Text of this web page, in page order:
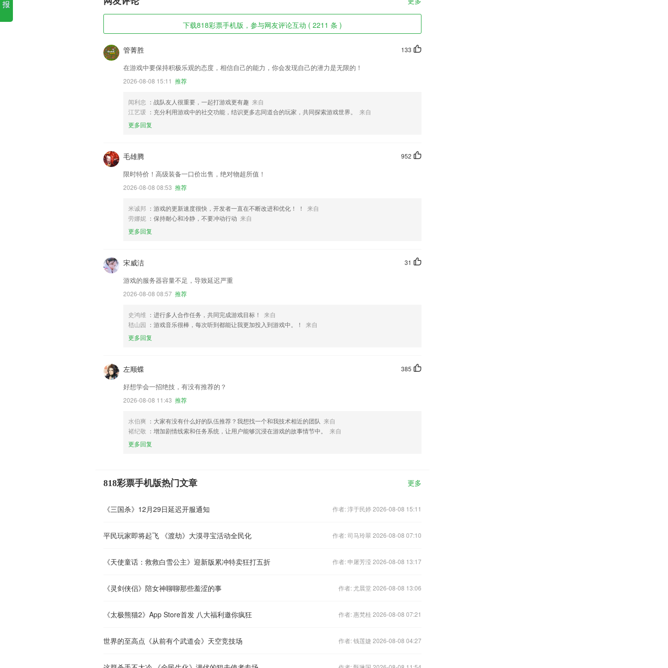
下载818彩票手机版，参与网友评论互动 ( 2211 条 )
133
管菁胜
在游戏中要保持积极乐观的态度，相信自己的能力，你会发现自己的潜力是无限的！
2026-08-08 15:11 推荐
闻利忠 ：战队友人很重要，一起打游戏更有趣 来自
江艺瑗 ：充分利用游戏中的社交功能，结识更多志同道合的玩家，共同探索游戏世界。
来自
更多回复
952
毛雄腾
限时特价！高级装备一口价出售，绝对物超所值！
2026-08-08 08:53 推荐
米诚邦 ：游戏的更新速度很快，开发者一直在不断改进和优化！ ！
来自
劳娜妮 ：保持耐心和冷静，不要冲动行动 来自
更多回复
31
宋威洁
游戏的服务器容量不足，导致延迟严重
2026-08-08 08:57 推荐
史鸿维 ：进行多人合作任务，共同完成游戏目标！
来自
嵇山园 ：游戏音乐很棒，每次听到都能让我更加投入到游戏中。！
来自
更多回复
385
左顺蝶
好想学会一招绝技，有没有推荐的？
2026-08-08 11:43 推荐
水伯爽 ：大家有没有什么好的队伍推荐？我想找一个和我技术相近的团队 来自
褚纪敬 ：增加剧情线索和任务系统，让用户能够沉浸在游戏的故事情节中。
来自
更多回复
818彩票手机版热门文章 更多
《三国杀》12月29日延迟开服通知 作者: 淳于民婷 2026-08-08 15:11
平民玩家即将起飞 《渡劫》大漠寻宝活动全民化 作者: 司马玲翠 2026-08-08 07:10
《天使童话：救救白雪公主》迎新版累冲特卖狂打五折 作者: 申屠芳滢 2026-08-08 13:17
《灵剑侠侣》陪女神聊聊那些羞涩的事 作者: 尤晨堂 2026-08-08 13:06
《太极熊猫2》App Store首发 八大福利邀你疯狂 作者: 惠梵桂 2026-08-08 07:21
世界的至高点《从前有个武道会》天空竞技场 作者: 钱莲婕 2026-08-08 04:27
报